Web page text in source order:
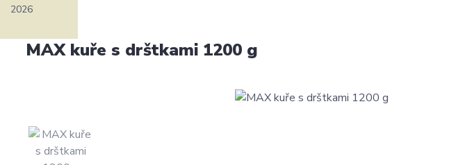
MAX kuře s drštkami 1200 g
2026